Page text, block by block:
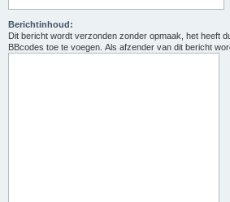
Berichtinhoud:
Dit bericht wordt verzonden zonder opmaak, het heeft
BBcodes toe te voegen. Als afzender van dit bericht